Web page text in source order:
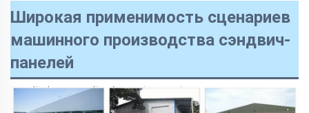
Широкая применимость сценариев
машинного производства сэндвич-
панелей